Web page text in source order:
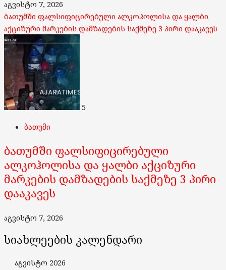
აგვისტო 7, 2026
ბათუმში ფალსიფიცირებული ალკოჰოლისა და ყალბი
აქციზური მარკების დამზადების საქმეზე 3 პირი დააკავეს
5
ბათუმი
ბათუმში ფალსიფიცირებული
ალკოჰოლისა და ყალბი აქციზური
მარკების დამზადების საქმეზე 3 პირი
დააკავეს
აგვისტო 7, 2026
სიახლეების კალენდარი
აგვისტო 2026